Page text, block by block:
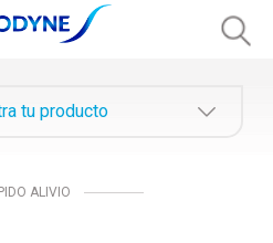
tu producto
ALIVIO